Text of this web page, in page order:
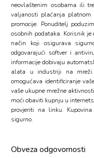
neovlaštenim osobama ili
valjanosti plaćanja platnom
promocije. Ponuditelj
osobnih podataka. Korisnik
način koji osigurava
odgovarajući softver i
informacije dobivaju
alata u industriji na
omogućava identificiranje
vaše ukupne mrežne
moći obaviti kupnju u
provjeriti na linku.
sigurno.
Obveza odgovornosti